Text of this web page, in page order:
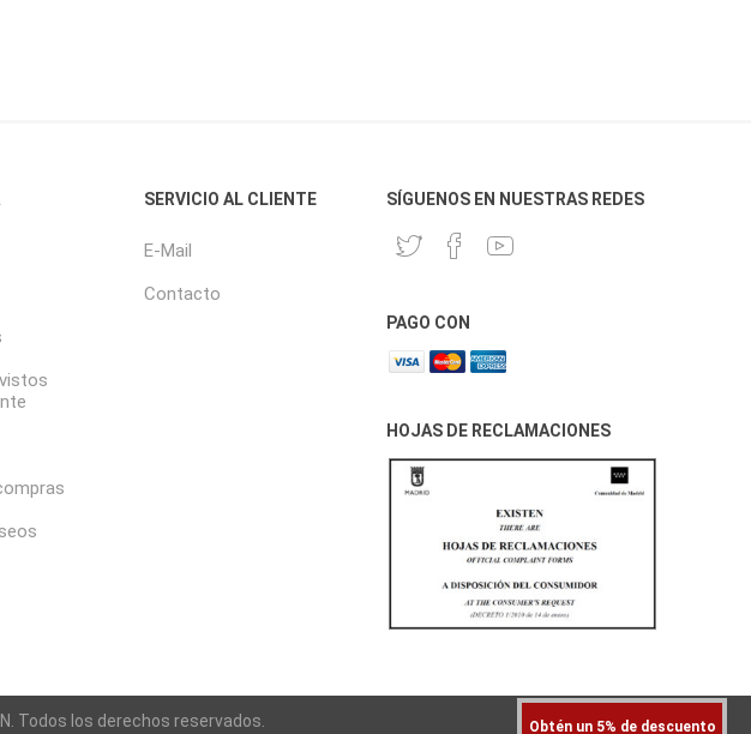
SERVICIO AL CLIENTE
E-Mail
Contacto
SÍGUENOS EN NUESTRAS REDES
PAGO CON
HOJAS DE RECLAMACIONES
Todos los derechos reservados. Obtén un 5% de descuento